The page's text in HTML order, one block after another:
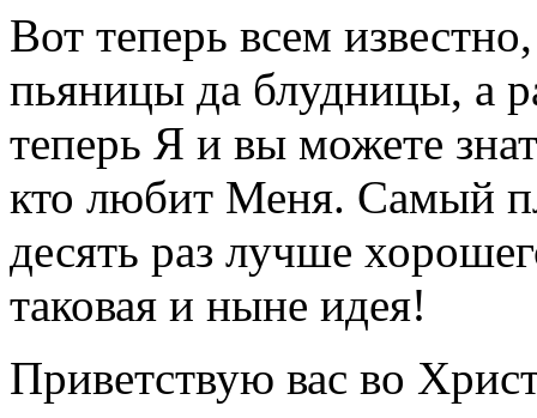
Вот теперь всем
пьяницы да блудницы, а
теперь Я и вы можете
кто любит Меня. Самый
десять раз лучше
таковая и ныне идея!
Приветствую вас во